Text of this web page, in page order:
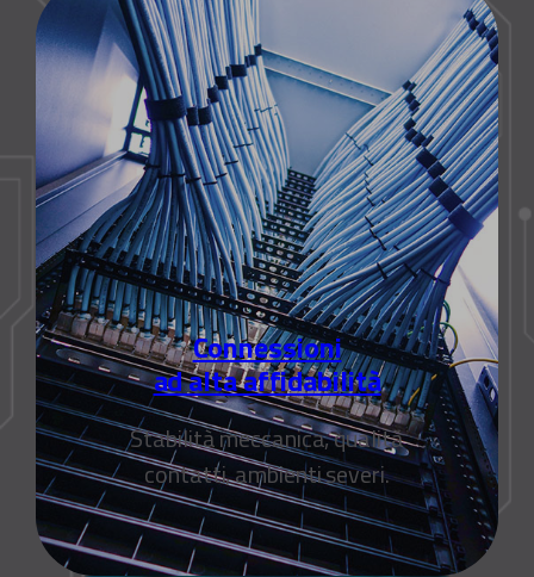
Connessioni
ad alta affidabilità
Stabilità meccanica, qualità
contatti, ambienti severi.